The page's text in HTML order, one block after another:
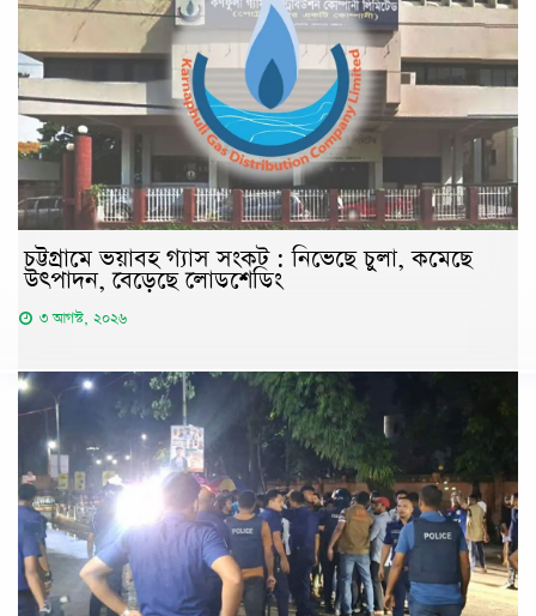
চট্টগ্রামে ভয়াবহ গ্যাস সংকট : নিভেছে চুলা, কমেছে
উৎপাদন, বেড়েছে লোডশেডিং
৩ আগস্ট, ২০২৬